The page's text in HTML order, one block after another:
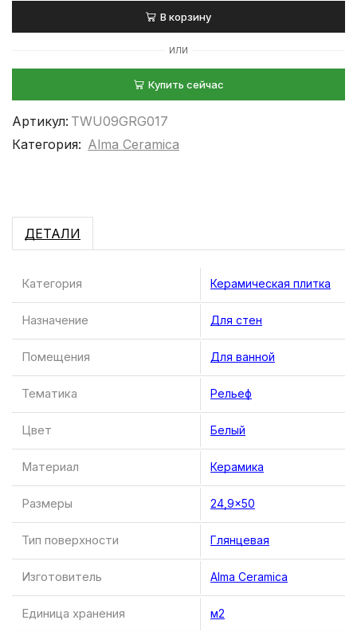
В корзину
ИЛИ
Купить сейчас
Артикул: TWU09GRG017
Категория: Alma Ceramica
ДЕТАЛИ
Категория Керамическая плитка
Назначение Для стен
Помещения Для ванной
Тематика Рельеф
Цвет Белый
Материал Керамика
Размеры 24,9×50
Тип поверхности Глянцевая
Изготовитель Alma Ceramica
Единица хранения м2